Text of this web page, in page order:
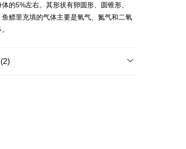
的5%左右。其形状有卵圆形、圆锥形、
鳔里充填的气体主要是氧气、氮气和二氧